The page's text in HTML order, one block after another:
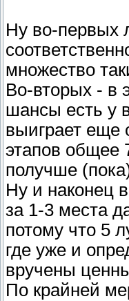
Ну во-первых
множество
Во-вторых - в
шансы есть у
выиграет еще
этапов общее
получше
Ну и наконец
за 1-3 места
потому что 5
где уже и
вручены
По крайней